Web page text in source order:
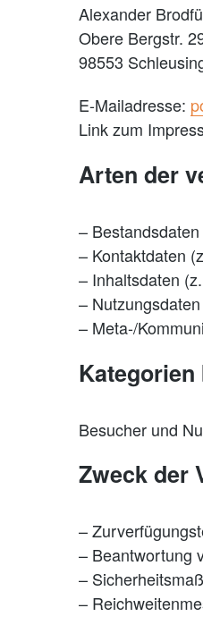
Alexander
Obere Bergstr.
98553
E-Mailadresse:
Link zum
Arten der
–
– Kontaktdaten
– Inhaltsdaten
–
– Meta-/
Besucher und
Zweck der
–
– Beantwortung
–
–